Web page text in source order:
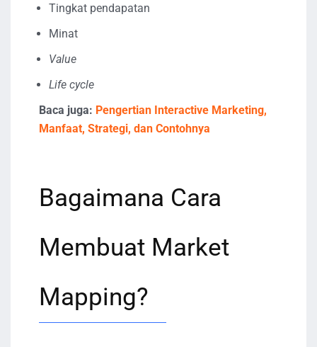
Tingkat pendapatan
Minat
Value
Life cycle
Baca juga: Pengertian Interactive Marketing,
Manfaat, Strategi, dan Contohnya
Bagaimana Cara
Membuat Market
Mapping?